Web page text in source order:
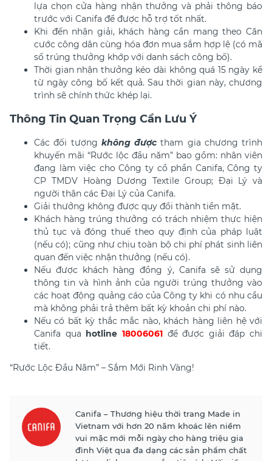
lựa chọn cửa hàng nhận thưởng và phải thông báo
trước với Canifa để được hỗ trợ tốt nhất.
Khi đến nhận giải, khách hàng cần mang theo Căn
cước công dân cùng hóa đơn mua sắm hợp lệ (có mã
số trúng thưởng khớp với danh sách công bố).
Thời gian nhận thưởng kéo dài không quá 15 ngày kể
từ ngày công bố kết quả. Sau thời gian này, chương
trình sẽ chính thức khép lại.
Thông Tin Quan Trọng Cần Lưu Ý
Các đối tượng không đượctham gia chương trình
khuyến mãi “Rước lộc đầu năm” bao gồm: nhân viên
đang làm việc cho Công ty cổ phần Canifa, Công ty
CP TMDV Hoàng Dương Textile Group; Đại Lý và
người thân các Đại Lý của Canifa.
Giải thưởng không được quy đổi thành tiền mặt.
Khách hàng trúng thưởng có trách nhiệm thực hiện
thủ tục và đóng thuế theo quy định của pháp luật
(nếu có); cũng như chịu toàn bộ chi phí phát sinh liên
quan đến việc nhận thưởng (nếu có).
Nếu được khách hàng đồng ý, Canifa sẽ sử dụng
thông tin và hình ảnh của người trúng thưởng vào
các hoạt động quảng cáo của Công ty khi có nhu cầu
mà không phải trả thêm bất kỳ khoản chi phí nào.
Nếu có bất kỳ thắc mắc nào, khách hàng liên hệ với
Canifa qua hotline 18006061để được giải đáp chi
tiết.
“Rước Lộc Đầu Năm” – Sắm Mới Rinh Vàng!
Canifa – Thương hiệu thời trang Made in
Vietnam với hơn 20 năm khoác lên niềm
vui mặc mới mỗi ngày cho hàng triệu gia
đình Việt qua đa dạng các sản phẩm chất